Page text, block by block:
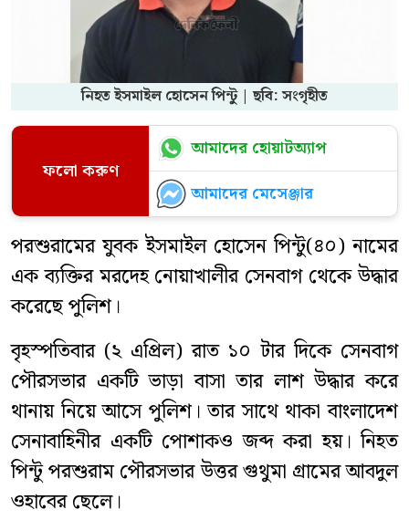
নিহত ইসমাইল হোসেন পিন্টু | ছবি: সংগৃহীত
ফলো করুণ
আমাদের হোয়াটঅ্যাপ
আমাদের মেসেঞ্জার
‎পরশুরামের যুবক ইসমাইল হোসেন পিন্টু(৪০) নামের
এক ব্যক্তির মরদেহ নোয়াখালীর সেনবাগ থেকে উদ্ধার
করেছে পুলিশ।
‎‎বৃহস্পতিবার (২ এপ্রিল) রাত ১০ টার দিকে সেনবাগ
পৌরসভার একটি ভাড়া বাসা তার লাশ উদ্ধার করে
থানায় নিয়ে আসে পুলিশ। তার সাথে থাকা বাংলাদেশ
সেনাবাহিনীর একটি পোশাকও জব্দ করা হয়। নিহত
পিন্টু পরশুরাম পৌরসভার উত্তর গুথুমা গ্রামের আবদুল
ওহাবের ছেলে।